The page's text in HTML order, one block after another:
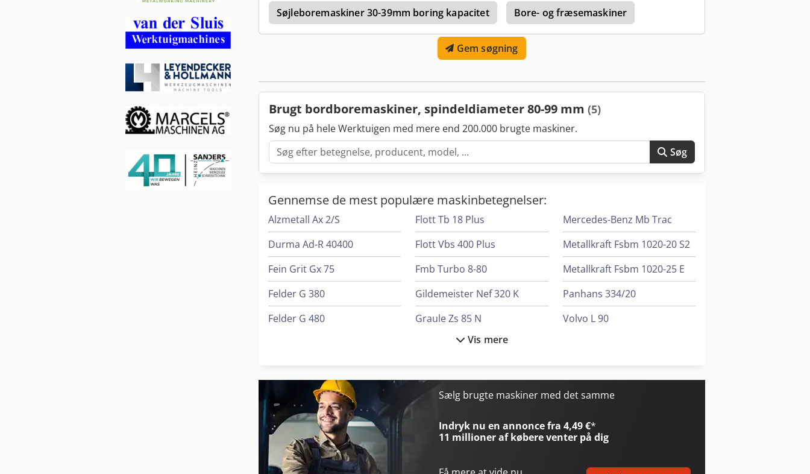
Søjleboremaskiner 30-39mm boring kapacitet
Bore- og fræsemaskiner
Gem søgning
Brugt bordboremaskiner, spindeldiameter 80-99 mm (5)
Søg nu på hele Werktuigen med mere end 200.000 brugte maskiner.
Søg
Gennemse de mest populære maskinbetegnelser:
Alzmetall Ax 2/S
Durma Ad-R 40400
Fein Grit Gx 75
Felder G 380
Felder G 480
Flott Bsm 75 A
Flott Hbs 250 Ha
Flott Tb 18 Plus
Flott Vbs 400 Plus
Fmb Turbo 8-80
Gildemeister Nef 320 K
Graule Zs 85 N
Index Ms22-6
Krone Bdf
Mercedes-Benz Mb Trac
Metallkraft Fsbm 1020-20 S2
Metallkraft Fsbm 1020-25 E
Panhans 334/20
Volvo L 90
Vis mere
Sælg brugte maskiner med det samme
Indryk nu en annonce fra 4,49 €*
11 millioner af købereventer på dig